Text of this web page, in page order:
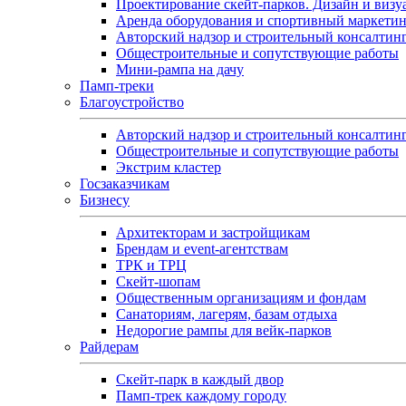
Проектирование скейт-парков. Дизайн и
Аренда оборудования и спортивный
Авторский надзор и строительный
Общестроительные и сопутствующие работы
Мини-рампа на дачу
Памп‑треки
Благоустройство
Авторский надзор и строительный
Общестроительные и сопутствующие работы
Экстрим кластер
Госзаказчикам
Бизнесу
Архитекторам и застройщикам
Брендам и event-агентствам
ТРК и ТРЦ
Скейт-шопам
Общественным организациям и фондам
Санаториям, лагерям, базам отдыха
Недорогие рампы для вейк-парков
Райдерам
Скейт-парк в каждый двор
Памп-трек каждому городу